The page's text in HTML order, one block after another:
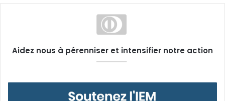
Aidez nous à pérenniser et intensifier notre action